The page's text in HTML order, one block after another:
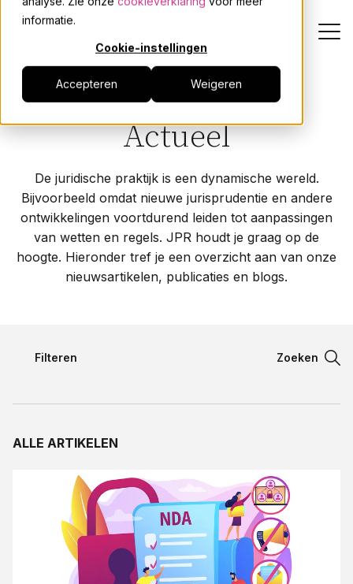
informatie.
Cookie-instellingen
Accepteren Weigeren
Dienstverlening
Actueel
Over JPR
Contact
Taal:
Home
Actueel
De juridische praktijk is een dynamische wereld.
Bijvoorbeeld omdat nieuwe jurisprudentie en andere
ontwikkelingen voortdurend leiden tot aanpassingen
van wetten en regels. JPR houdt je graag op de
hoogte. Hieronder tref je een overzicht aan van onze
nieuwsartikelen, publicaties en blogs.
Filteren Zoeken
Filteren
Appartementsrecht blogreeks
Arbeidsovereenkomst
Arbeidsrecht
Bestuursrecht
ALLE ARTIKELEN